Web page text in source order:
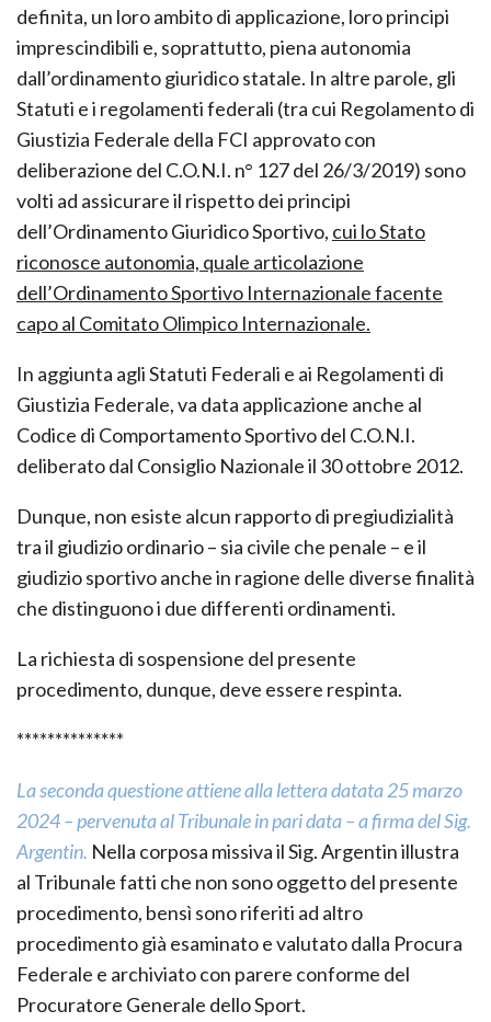
definita, un loro ambito di applicazione, loro principi
imprescindibili e, soprattutto, piena autonomia
dall’ordinamento giuridico statale. In altre parole, gli
Statuti e i regolamenti federali (tra cui Regolamento di
Giustizia Federale della FCI approvato con
deliberazione del C.O.N.I. n° 127 del 26/3/2019) sono
volti ad assicurare il rispetto dei principi
dell’Ordinamento Giuridico Sportivo, cui lo Stato
riconosce autonomia, quale articolazione
dell’Ordinamento Sportivo Internazionale facente
capo al Comitato Olimpico Internazionale.
In aggiunta agli Statuti Federali e ai Regolamenti di
Giustizia Federale, va data applicazione anche al
Codice di Comportamento Sportivo del C.O.N.I.
deliberato dal Consiglio Nazionale il 30 ottobre 2012.
Dunque, non esiste alcun rapporto di pregiudizialità
tra il giudizio ordinario – sia civile che penale – e il
giudizio sportivo anche in ragione delle diverse finalità
che distinguono i due differenti ordinamenti.
La richiesta di sospensione del presente
procedimento, dunque, deve essere respinta.
**************
La seconda questione attiene alla lettera datata 25 marzo
2024 – pervenuta al Tribunale in pari data – a firma del Sig.
Argentin. Nella corposa missiva il Sig. Argentin illustra
al Tribunale fatti che non sono oggetto del presente
procedimento, bensì sono riferiti ad altro
procedimento già esaminato e valutato dalla Procura
Federale e archiviato con parere conforme del
Procuratore Generale dello Sport.